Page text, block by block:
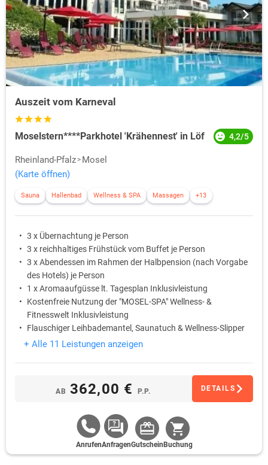
Auszeit vom Karneval
Moselstern****Parkhotel 'Krähennest' in Löf 4,2/5
Rheinland-Pfalz
Mosel
(Karte öffnen)
Sauna Hallenbad Wellness & SPA Massagen +13
3 x Übernachtung je Person
3 x reichhaltiges Frühstück vom Buffet je Person
3 x Abendessen im Rahmen der Halbpension (nach Vorgabe
des Hotels) je Person
1 x Aromaaufgüsse lt. Tagesplan Inklusivleistung
Kostenfreie Nutzung der "MOSEL-SPA" Wellness- &
Fitnesswelt Inklusivleistung
Flauschiger Leihbademantel, Saunatuch & Wellness-Slipper
im Zimmer Inklusivleistung
+ Alle 11 Leistungen anzeigen
AB 362,00 € P.P. DETAILS
AnrufenAnfragenGutschein Buchung